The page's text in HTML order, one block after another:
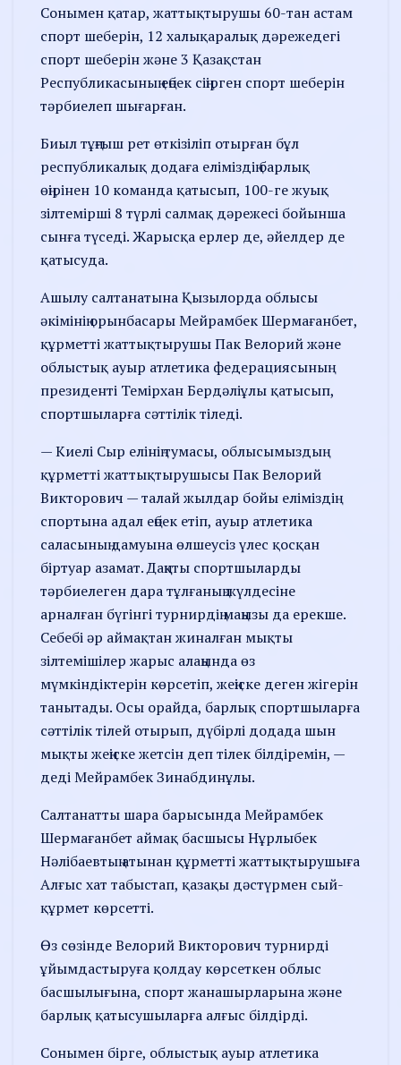
Сонымен қатар, жаттықтырушы 60-тан астам
спорт шеберін, 12 халықаралық дәрежедегі
спорт шеберін және 3 Қазақстан
Республикасының еңбек сіңірген спорт шеберін
тәрбиелеп шығарған.
Биыл тұңғыш рет өткізіліп отырған бұл
республикалық додаға еліміздің барлық
өңірінен 10 команда қатысып, 100-ге жуық
зілтемірші 8 түрлі салмақ дәрежесі бойынша
сынға түседі. Жарысқа ерлер де, әйелдер де
қатысуда.
Ашылу салтанатына Қызылорда облысы
әкімінің орынбасары Мейрамбек Шермағанбет,
құрметті жаттықтырушы Пак Велорий және
облыстық ауыр атлетика федерациясының
президенті Темірхан Бердәліұлы қатысып,
спортшыларға сәттілік тіледі.
— Киелі Сыр елінің тумасы, облысымыздың
құрметті жаттықтырушысы Пак Велорий
Викторович — талай жылдар бойы еліміздің
спортына адал еңбек етіп, ауыр атлетика
саласының дамуына өлшеусіз үлес қосқан
біртуар азамат. Даңқты спортшыларды
тәрбиелеген дара тұлғаның жүлдесіне
арналған бүгінгі турнирдің маңызы да ерекше.
Себебі әр аймақтан жиналған мықты
зілтемішілер жарыс алаңында өз
мүмкіндіктерін көрсетіп, жеңіске деген жігерін
танытады. Осы орайда, барлық спортшыларға
сәттілік тілей отырып, дүбірлі додада шын
мықты жеңіске жетсін деп тілек білдіремін, —
деді Мейрамбек Зинабдинұлы.
Салтанатты шара барысында Мейрамбек
Шермағанбет аймақ басшысы Нұрлыбек
Нәлібаевтың атынан құрметті жаттықтырушыға
Алғыс хат табыстап, қазақы дәстүрмен сый-
құрмет көрсетті.
Өз сөзінде Велорий Викторович турнирді
ұйымдастыруға қолдау көрсеткен облыс
басшылығына, спорт жанашырларына және
барлық қатысушыларға алғыс білдірді.
Сонымен бірге, облыстық ауыр атлетика